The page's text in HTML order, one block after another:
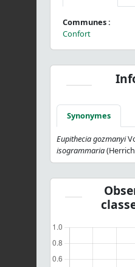
Communes :
Confort
Synonymes
Eupithecia gozmanyi
isogrammaria